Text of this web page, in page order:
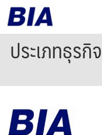
ประเภทธุรกิจ